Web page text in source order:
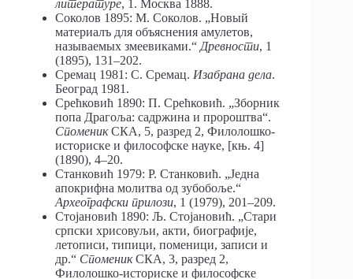
литературе, 1. Москва 1888.
Соколов 1895: М. Соколов. „Новый
материалъ для объяснения амулетов,
называемых змеевиками.“ Древности, 1
(1895), 131–202.
Сремац 1981: С. Сремац. Изабрана дела.
Београд 1981.
Срећковић 1890: П. Срећковић. „Зборник
попа Драгоља: садржина и пророштва“.
СпоменикСКА, 5, разред 2, Филолошко-
историске и философске науке, [књ. 4]
(1890), 4–20.
Станковић 1979: Р. Станковић. „Једна
апокрифна молитва од зубобоље.“
Археографски прилози, 1 (1979), 201–209.
Стојановић 1890: Љ. Стојановић. „Стари
српски хрисовуљи, акти, биографије,
летописи, типици, поменици, записи и
др.“ СпоменикСКА, 3, разред 2,
Филолошко-историске и философске